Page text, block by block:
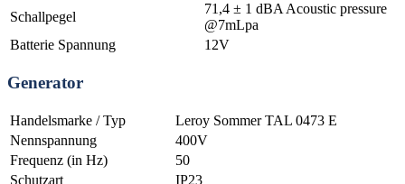
Schallpegel
71,4 ± 1 dBA Acoustic pressure
@7mLpa
Batterie Spannung
12V
Generator
Handelsmarke / Typ
Leroy Sommer TAL 0473 E
Nennspannung
400V
Frequenz (in Hz)
50
Schutzart
IP23